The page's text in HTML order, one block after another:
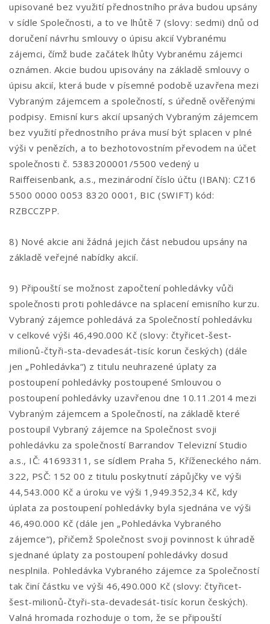
upisované bez využití přednostního práva budou upsány
v sídle Společnosti, a to ve lhůtě 7 (slovy: sedmi) dnů od
doručení návrhu smlouvy o úpisu akcií Vybranému
zájemci, čímž bude začátek lhůty Vybranému zájemci
oznámen. Akcie budou upisovány na základě smlouvy o
úpisu akcií, která bude v písemné podobě uzavřena mezi
Vybraným zájemcem a společností, s úředně ověřenými
podpisy. Emisní kurs akcií upsaných Vybraným zájemcem
bez využití přednostního práva musí být splacen v plné
výši v penězích, a to bezhotovostním převodem na účet
společnosti č. 5383200001/5500 vedený u
Raiffeisenbank, a.s., mezinárodní číslo účtu (IBAN): CZ16
5500 0000 0053 8320 0001, BIC (SWIFT) kód:
RZBCCZPP.
8) Nové akcie ani žádná jejich část nebudou upsány na
základě veřejné nabídky akcií.
9) Připouští se možnost započtení pohledávky vůči
společnosti proti pohledávce na splacení emisního kurzu.
Vybraný zájemce pohledává za Společností pohledávku
v celkové výši 46,490.000 Kč (slovy: čtyřicet-šest-
milionů-čtyři-sta-devadesát-tisíc korun českých) (dále
jen „Pohledávka“) z titulu neuhrazené úplaty za
postoupení pohledávky postoupené Smlouvou o
postoupení pohledávky uzavřenou dne 10.11.2014 mezi
Vybraným zájemcem a Společností, na základě které
postoupil Vybraný zájemce na Společnost svoji
pohledávku za společností Barrandov Televizní Studio
a.s., IČ: 41693311, se sídlem Praha 5, Kříženeckého nám.
322, PSČ: 152 00 z titulu poskytnutí zápůjčky ve výši
44,543.000 Kč a úroku ve výši 1,949.352,34 Kč, kdy
úplata za postoupení pohledávky byla sjednána ve výši
46,490.000 Kč (dále jen „Pohledávka Vybraného
zájemce“), přičemž Společnost svoji povinnost k úhradě
sjednané úplaty za postoupení pohledávky dosud
nesplnila. Pohledávka Vybraného zájemce za Společností
tak činí částku ve výši 46,490.000 Kč (slovy: čtyřicet-
šest-milionů-čtyři-sta-devadesát-tisíc korun českých).
Valná hromada rozhoduje o tom, že se připouští